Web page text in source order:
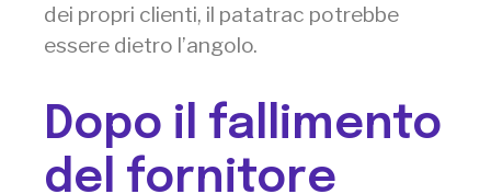
dei propri clienti, il patatrac potrebbe
essere dietro l’angolo.
Dopo il fallimento
del fornitore